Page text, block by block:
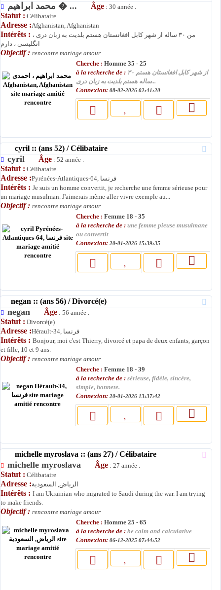
محمد ابراهیم � ... Âge : 30 année .
Statut : Célibataire
Adresse :Afghanistan, Afghanistan
Intérêts : من ۳۰ ساله از شهر کابل افغانستان هستم بلدیت به زبان دری ،
انگلیسی ، دارم
Objectif : rencontre mariage amour
Cherche : Homme 35 - 25
à la recherche de : از شهر کابل افغانستان هستم ۳۰
ساله هستم بلدیت به زبان دری...
Connexion: 08-02-2026 02:41:20
cyril :: (ans 52) / Célibataire
cyril Âge : 52 année .
Statut : Célibataire
Adresse : Pyrénées-Atlantiques-64, فرنسا
Intérêts : Je suis un homme convertit, je recherche une femme sérieuse pour
un mariage musulman. J'aimerais même aller vivre exemple au...
Objectif : rencontre mariage amour
Cherche : Femme 18 - 35
à la recherche de : une femme pieuse musulmane
ou convertit
Connexion: 20-01-2026 15:39:35
negan :: (ans 56) / Divorcé(e)
negan Âge : 56 année .
Statut : Divorcé(e)
Adresse : Hérault-34, فرنسا
Intérêts : Bonjour, moi c'est Thierry, divorcé et papa de deux enfants, garçon
et fille, 10 et 9 ans.
Objectif : rencontre mariage amour
Cherche : Femme 18 - 39
à la recherche de : sérieuse, fidèle, sincère,
simple, honnete.
Connexion: 20-01-2026 13:37:42
michelle myroslava :: (ans 27) / Célibataire
michelle myroslava Âge : 27 année .
Statut : Célibataire
Adresse :الرياض, السعودية
Intérêts : I am Ukrainian who migrated to Saudi during the war. I am trying
to make friends.
Objectif : rencontre mariage amour
Cherche : Homme 25 - 65
à la recherche de : be calm and calculative
Connexion: 06-12-2025 07:44:52